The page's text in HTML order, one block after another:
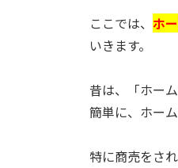
ここでは、 ホ
いきます。
昔は、「ホー
簡単に、ホー
特に商売をさ